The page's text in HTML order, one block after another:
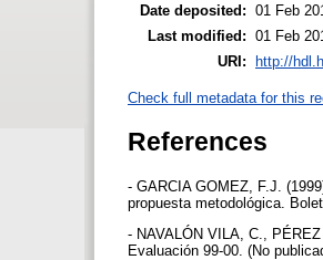
Date deposited: 01 Feb
Last modified: 01 Feb
URI:
http://
Check full metadata for this
References
- GARCIA GOMEZ, F.J.
propuesta metodológica.
- NAVALÓN VILA, C.,
Evaluación 99-00. (No